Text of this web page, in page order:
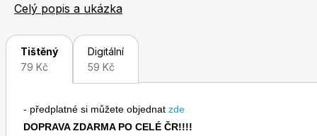
Proměny se společně s profesionálními návrháři
Celý popis a ukázka
Tištěný
79 Kč
Digitální
59 Kč
- předplatné si můžete objednat zde
DOPRAVA ZDARMA PO CELÉ ČR!!!!